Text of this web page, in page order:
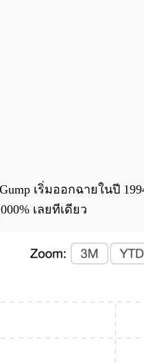
เริ่มออกฉายในปี
เลยทีเดียว